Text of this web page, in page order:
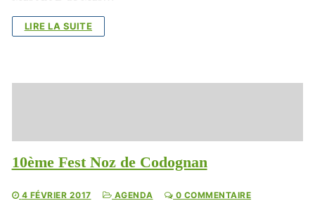
LIRE LA SUITE
10ème Fest Noz de Codognan
4 FÉVRIER 2017 AGENDA 0 COMMENTAIRE